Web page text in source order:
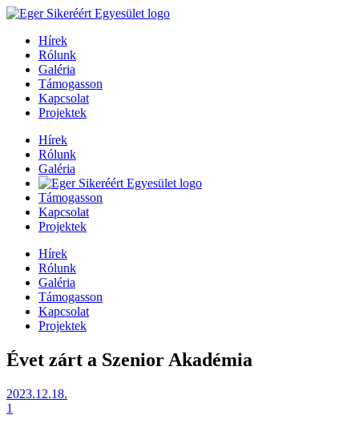
Hírek
Rólunk
Galéria
Támogasson
Kapcsolat
Projektek
Hírek
Rólunk
Galéria
Támogasson
Kapcsolat
Projektek
Hírek
Rólunk
Galéria
Támogasson
Kapcsolat
Projektek
Évet zárt a Szenior Akadémia
2023.12.18.
1